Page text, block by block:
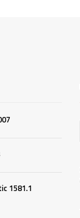
1581.1